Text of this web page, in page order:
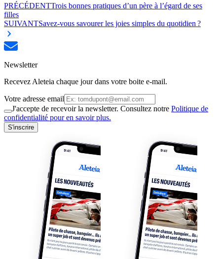
PRÉCÉDENTTrois bonnes pratiques d’un père à l’égard de ses
filles
SUIVANTSavez-vous savourer les joies simples du quotidien ?
Newsletter
Recevez Aleteia chaque jour dans votre boite e-mail.
Votre adresse email
J'accepte de recevoir la newsletter. Consultez notre Politique de
confidentialité pour en savoir plus.
S'inscrire